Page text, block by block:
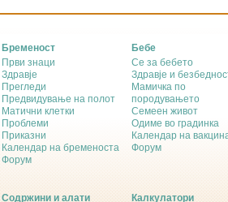
Бременост
Први знаци
Здравје
Прегледи
Предвидување на полот
Матични клетки
Проблеми
Приказни
Календар на бременоста
Форум
Бебе
Се за бебето
Здравје и
Мамичка по
породувањето
Семеен живот
Одиме во градинка
Календар на
Форум
Содржини и алати Калкулатори